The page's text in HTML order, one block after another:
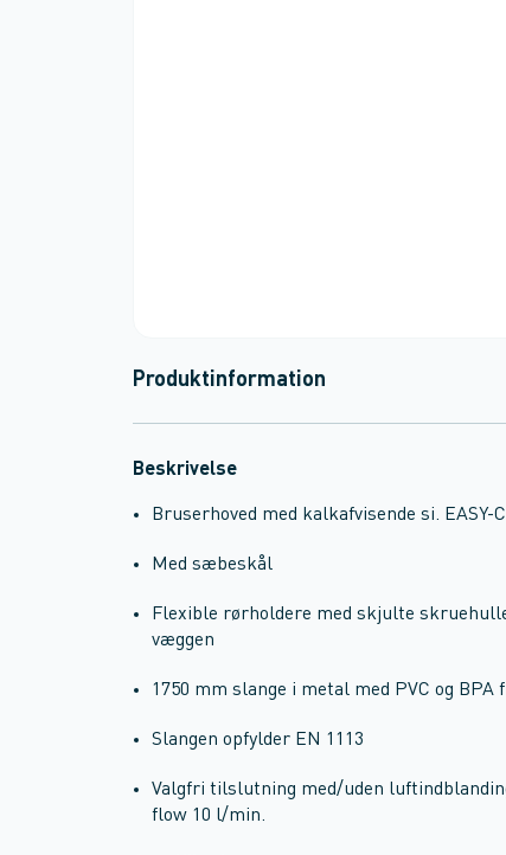
Produktinformation
Beskrivelse
Bruserhoved med kalkafvisende si. EASY-
Med sæbeskål
Flexible rørholdere med skjulte
væggen
1750 mm slange i metal med PVC og BPA
Slangen opfylder EN 1113
Valgfri tilslutning med/uden
flow 10 l/min.